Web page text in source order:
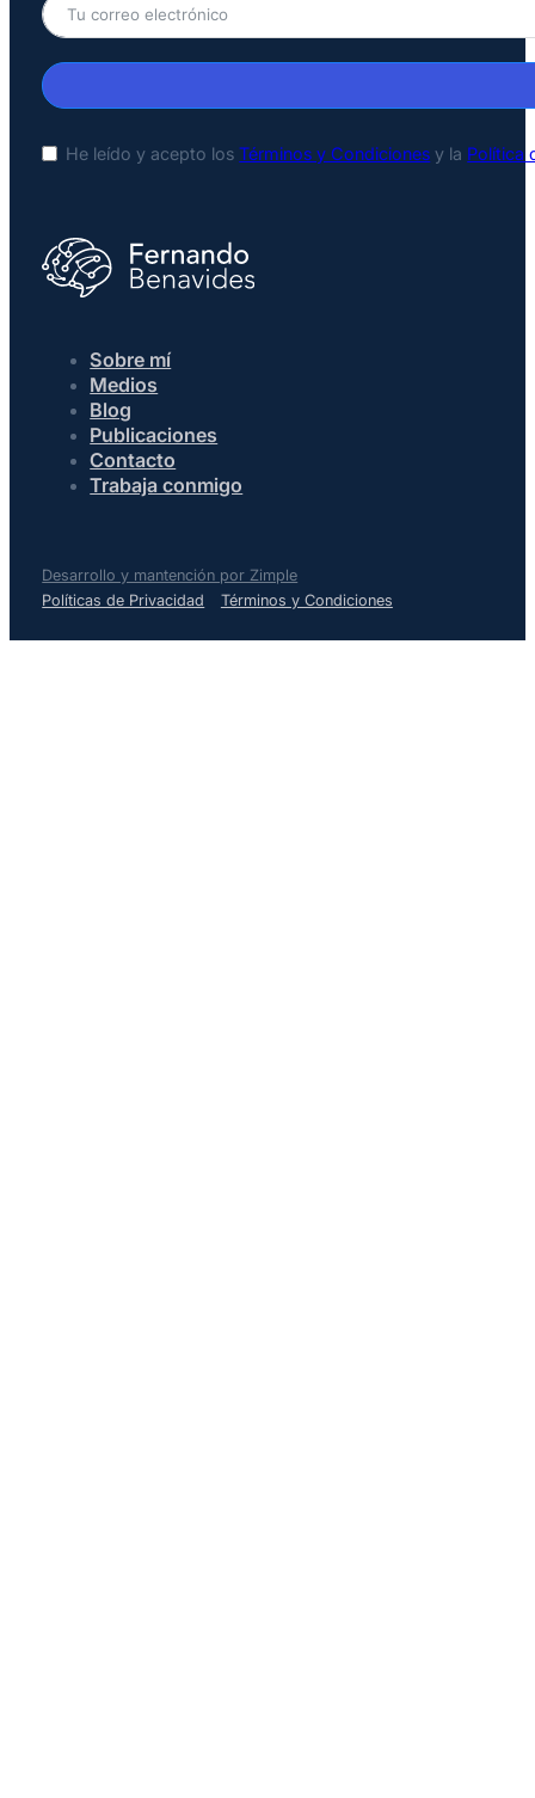
He leído y acepto losTérminos y Condiciones y la Política
Sobre mí
Medios
Blog
Publicaciones
Contacto
Trabaja conmigo
Desarrollo y mantención por Zimple
Políticas de Privacidad
Términos y Condiciones